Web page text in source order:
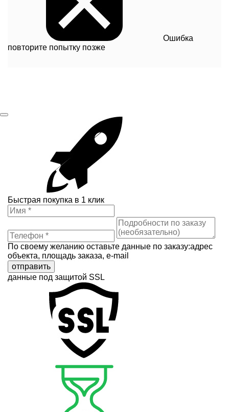
Ошибка
повторите попытку позже
Быстрая покупка в 1 клик
По своему желанию оставьте данные по заказу:адрес
объекта, площадь заказа, e-mail
отправить
данные под защитой SSL